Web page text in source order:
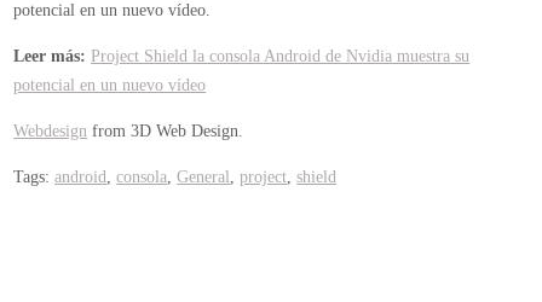
potencial en un nuevo vídeo.
Leer más: Project Shield la consola Android de Nvidia muestra su
potencial en un nuevo vídeo
Webdesign from 3D Web Design.
Tags:android,consola,General ,project,shield